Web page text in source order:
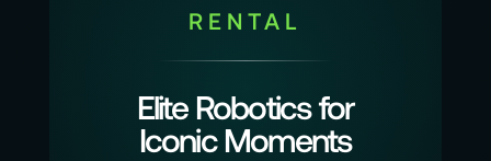
RENTAL
Elite Robotics for
Iconic Moments